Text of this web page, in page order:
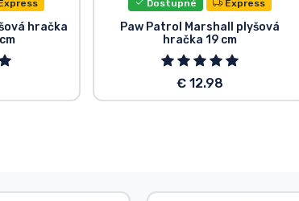
hračka
Dostupné Express
Paw Patrol Marshall plyšová
hračka 19 cm
€ 12.98